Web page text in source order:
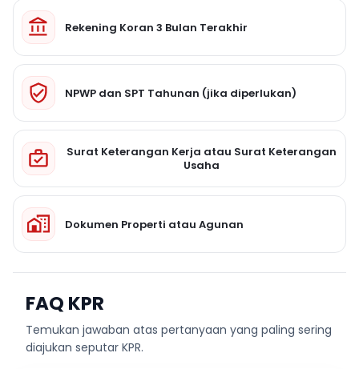
Rekening Koran 3 Bulan Terakhir
NPWP dan SPT Tahunan (jika diperlukan)
Surat Keterangan Kerja atau Surat Keterangan
Usaha
Dokumen Properti atau Agunan
FAQ KPR
Temukan jawaban atas pertanyaan yang paling sering
diajukan seputar KPR.